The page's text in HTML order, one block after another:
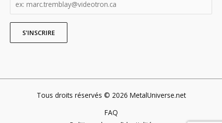
Tous droits réservés © 2026 MetalUniverse.net
FAQ